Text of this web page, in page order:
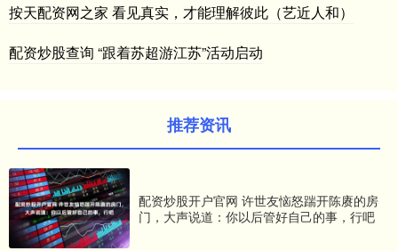
按天配资网之家 看见真实，才能理解彼此（艺近人和）
配资炒股查询 “跟着苏超游江苏”活动启动
推荐资讯
配资炒股开户官网 许世友恼怒踹开陈赓的房
门，大声说道：你以后管好自己的事，行吧